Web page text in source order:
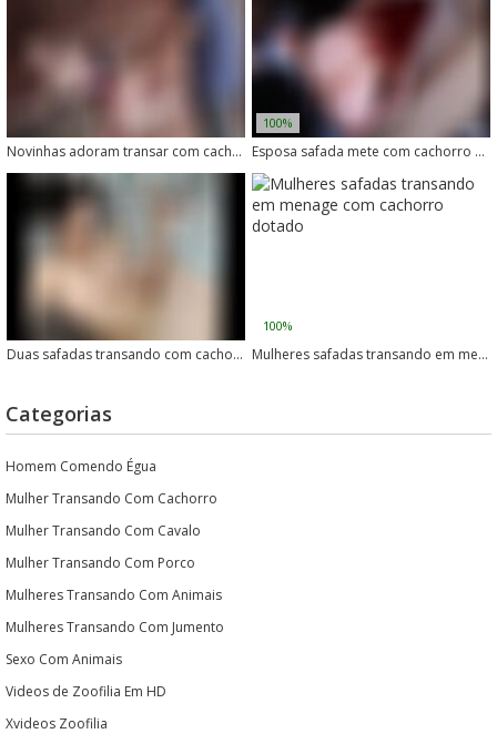
Novinhas adoram transar com cachorros
100%
Esposa safada mete com cachorro enquanto engana o marido
Duas safadas transando com cachorro no vídeo
100%
Mulheres safadas transando em menage com cachorro dotado
Categorias
Homem Comendo Égua
Mulher Transando Com Cachorro
Mulher Transando Com Cavalo
Mulher Transando Com Porco
Mulheres Transando Com Animais
Mulheres Transando Com Jumento
Sexo Com Animais
Videos de Zoofilia Em HD
Xvideos Zoofilia